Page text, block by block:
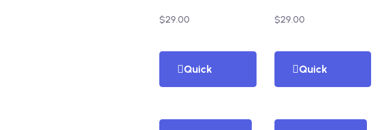
$29.00 $29.00
Quick Quick